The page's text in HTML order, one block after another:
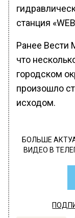
станция
Ранее Вести
что
городском
произошло
исходом.
БОЛЬШЕ
ВИДЕО В